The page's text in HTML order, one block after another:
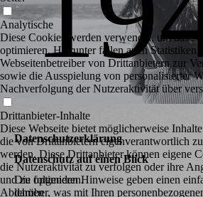
Datenschutzerklärung
Datenschutz auf einen Blick
Die folgenden Hinweise geben einen
darüber, was mit Ihren
Analytische
Diese Cookies werden verwendet, um das
optimieren. Hierunter fallen auch Statistiken,
Webseitenbetreiber von Drittanbietern zur
sowie die Ausspielung von personalisierter
Nachverfolgung der Nutzeraktivität über
Drittanbieter-Inhalte
Diese Webseite bietet möglicherweise
die von Drittanbietern eigenverantwortlich
werden. Diese Drittanbieter können eigene
die Nutzeraktivität zu verfolgen oder ihre
und zu optimieren.
Ablehnen